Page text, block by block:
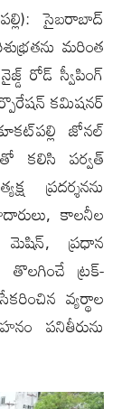
సైబరాబాద్
మరింత
రోడ్ స్వీపింగ్
కమిషనర్
జోనల్
కలిసి పర్వత్
ప్రదర్శనను
కాలనీల
మెషిన్, ప్రధాన
తొలగించే ట్రక్-
వ్యర్థాల
పనితీరును